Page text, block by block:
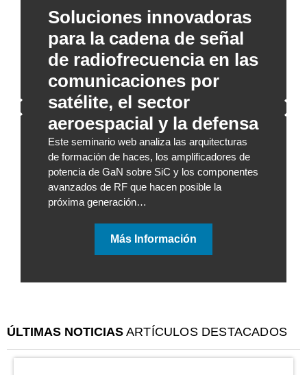
Soluciones innovadoras
para la cadena de señal
de radiofrecuencia en las
comunicaciones por
satélite, el sector
aeroespacial y la defensa
Este seminario web analiza las arquitecturas
de formación de haces, los amplificadores de
potencia de GaN sobre SiC y los componentes
avanzados de RF que hacen posible la
próxima generación…
Más Información
ÚLTIMAS NOTICIAS ARTÍCULOS DESTACADOS